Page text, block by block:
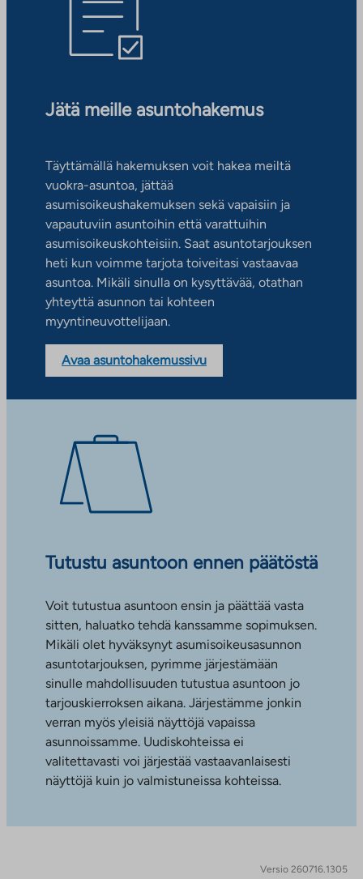
Jätä meille asuntohakemus
Täyttämällä hakemuksen voit hakea meiltä
vuokra-asuntoa, jättää
asumisoikeushakemuksen sekä vapaisiin ja
vapautuviin asuntoihin että varattuihin
asumisoikeuskohteisiin. Saat asuntotarjouksen
heti kun voimme tarjota toiveitasi vastaavaa
asuntoa. Mikäli sinulla on kysyttävää, otathan
yhteyttä asunnon tai kohteen
myyntineuvottelijaan.
Avaa asuntohakemussivu
Tutustu asuntoon ennen päätöstä
Voit tutustua asuntoon ensin ja päättää vasta
sitten, haluatko tehdä kanssamme sopimuksen.
Mikäli olet hyväksynyt asumisoikeusasunnon
asuntotarjouksen, pyrimme järjestämään
sinulle mahdollisuuden tutustua asuntoon jo
tarjouskierroksen aikana. Järjestämme jonkin
verran myös yleisiä näyttöjä vapaissa
asunnoissamme. Uudiskohteissa ei
valitettavasti voi järjestää vastaavanlaisesti
näyttöjä kuin jo valmistuneissa kohteissa.
Versio 260716.1305